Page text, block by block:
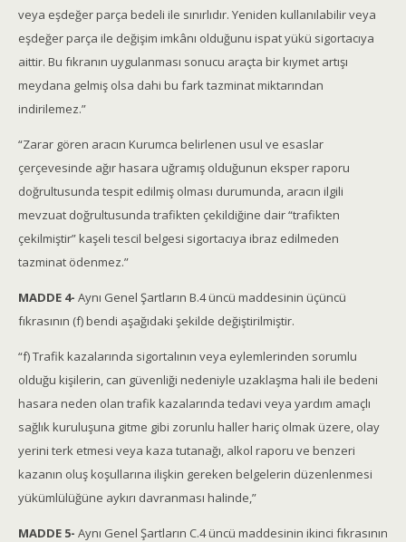
veya eşdeğer parça bedeli ile sınırlıdır. Yeniden kullanılabilir veya
eşdeğer parça ile değişim imkânı olduğunu ispat yükü sigortacıya
aittir. Bu fıkranın uygulanması sonucu araçta bir kıymet artışı
meydana gelmiş olsa dahi bu fark tazminat miktarından
indirilemez.”
“Zarar gören aracın Kurumca belirlenen usul ve esaslar
çerçevesinde ağır hasara uğramış olduğunun eksper raporu
doğrultusunda tespit edilmiş olması durumunda, aracın ilgili
mevzuat doğrultusunda trafikten çekildiğine dair “trafikten
çekilmiştir” kaşeli tescil belgesi sigortacıya ibraz edilmeden
tazminat ödenmez.”
MADDE 4- Aynı Genel Şartların B.4 üncü maddesinin üçüncü
fıkrasının (f) bendi aşağıdaki şekilde değiştirilmiştir.
“f) Trafik kazalarında sigortalının veya eylemlerinden sorumlu
olduğu kişilerin, can güvenliği nedeniyle uzaklaşma hali ile bedeni
hasara neden olan trafik kazalarında tedavi veya yardım amaçlı
sağlık kuruluşuna gitme gibi zorunlu haller hariç olmak üzere, olay
yerini terk etmesi veya kaza tutanağı, alkol raporu ve benzeri
kazanın oluş koşullarına ilişkin gereken belgelerin düzenlenmesi
yükümlülüğüne aykırı davranması halinde,”
MADDE 5- Aynı Genel Şartların C.4 üncü maddesinin ikinci fıkrasının